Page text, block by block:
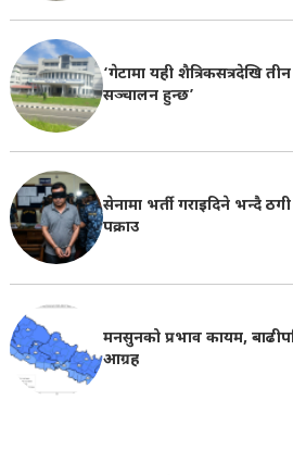
‘गेटामा यही शैत्रिकसत्रदेखि
सञ्चालन हुन्छ’
सेनामा भर्ती गराइदिने भन्दै
पक्राउ
मनसुनको प्रभाव कायम,
आग्रह